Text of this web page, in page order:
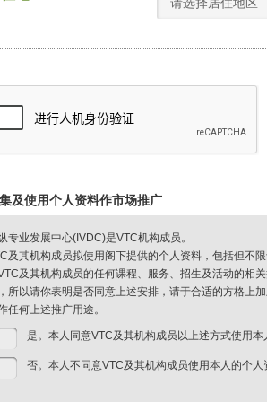
及使用个人资料作市场推广
专业发展中心(IVDC)是VTC机构成员。
及其机构成员拟使用阁下提供的个人资料，包括但不
及其机构成员的任何课程、服务、招生及活动的相
所以请你表明是否同意上述安排，请于合适的方格上
任何上述推广用途。
是。本人同意VTC及其机构成员以上述方式使用本
否。本人不同意VTC及其机构成员使用本人的个人